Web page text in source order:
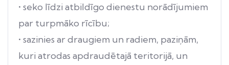
• seko līdzi atbildīgo dienestu norādījumiem
par turpmāko rīcību;
• sazinies ar draugiem un radiem, paziņām,
kuri atrodas apdraudētajā teritorijā, un